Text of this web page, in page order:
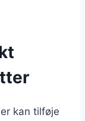
kan tilføje